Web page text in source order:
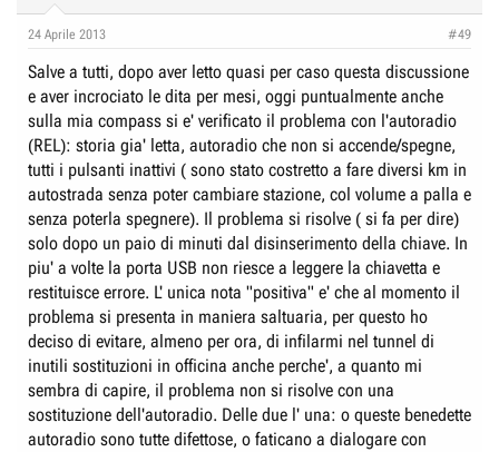
24 Aprile 2013 #49
Salve a tutti, dopo aver letto quasi per caso questa discussione
e aver incrociato le dita per mesi, oggi puntualmente anche
sulla mia compass si e' verificato il problema con l'autoradio
(REL): storia gia' letta, autoradio che non si accende/spegne,
tutti i pulsanti inattivi ( sono stato costretto a fare diversi km in
autostrada senza poter cambiare stazione, col volume a palla e
senza poterla spegnere). Il problema si risolve ( si fa per dire)
solo dopo un paio di minuti dal disinserimento della chiave. In
piu' a volte la porta USB non riesce a leggere la chiavetta e
restituisce errore. L' unica nota "positiva" e' che al momento il
problema si presenta in maniera saltuaria, per questo ho
deciso di evitare, almeno per ora, di infilarmi nel tunnel di
inutili sostituzioni in officina anche perche', a quanto mi
sembra di capire, il problema non si risolve con una
sostituzione dell'autoradio. Delle due l' una: o queste benedette
autoradio sono tutte difettose, o faticano a dialogare con